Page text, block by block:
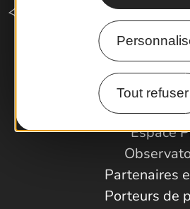
Tout refuser
Comment
Espace
Partenaires
Porteurs de